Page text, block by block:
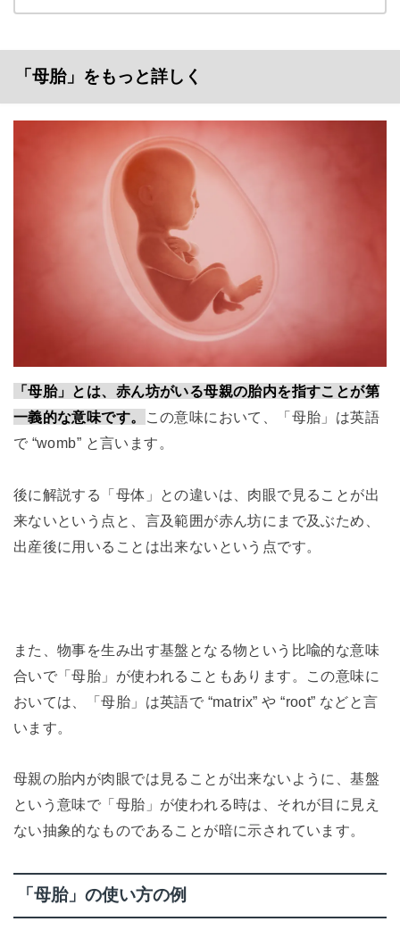
「母胎」をもっと詳しく
「母胎」とは、赤ん坊がいる母親の胎内を指すことが第
一義的な意味です。
この意味において、「母胎」は英語
で “womb” と言います。
後に解説する「母体」との違いは、肉眼で見ることが出
来ないという点と、言及範囲が赤ん坊にまで及ぶため、
出産後に用いることは出来ないという点です。
また、物事を生み出す基盤となる物という比喩的な意味
合いで「母胎」が使われることもあります。この意味に
おいては、「母胎」は英語で “matrix” や “root” などと言
います。
母親の胎内が肉眼では見ることが出来ないように、基盤
という意味で「母胎」が使われる時は、それが目に見え
ない抽象的なものであることが暗に示されています。
「母胎」の使い方の例